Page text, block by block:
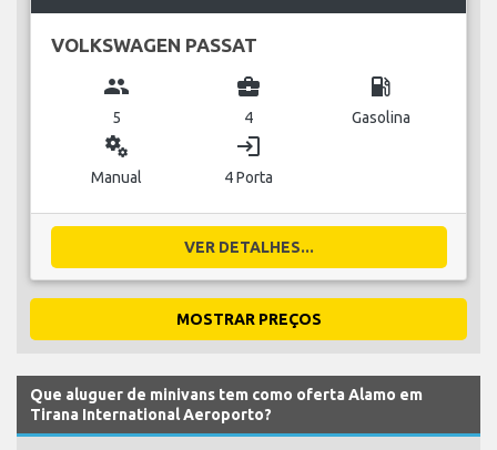
VOLKSWAGEN PASSAT
group
5
business_center
4
local_gas_station
Gasolina
miscellaneous_services
Manual
login
4 Porta
VER DETALHES...
MOSTRAR PREÇOS
Que aluguer de minivans tem como oferta Alamo em
Tirana International Aeroporto?